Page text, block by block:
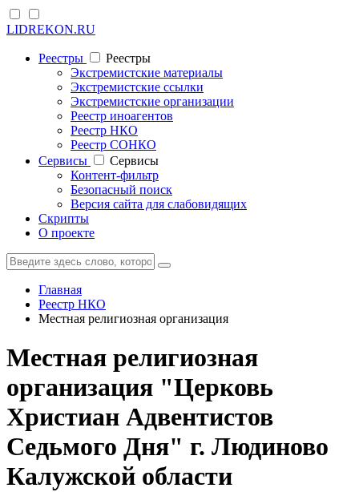
LIDREKON.RU
Реестры
Реестры
Экстремистские материалы
Экстремистские ссылки
Экстремистские организации
Реестр иноагентов
Реестр НКО
Реестр СОНКО
Cервисы
Cервисы
Контент-фильтр
Безопасный поиск
Версия сайта для слабовидящих
Скрипты
О проекте
Главная
Реестр НКО
Местная религиозная организация
Местная религиозная
организация "Церковь
Христиан Адвентистов
Седьмого Дня" г. Людиново
Калужской области